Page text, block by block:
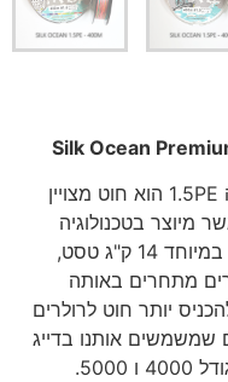
Silk Ocean
סילק אושן חוט בד לדייג 8 גידים מידה 1.5PE הוא חוט מצויין
מיוצר בטכנולוגיה
חדישה דק במיוחד רק 0.17 מ"מ וחזק במיוחד 14 ק"ג טסט,
מתחרים באותה
יותר חוט לרולרים
שמשמשים אותנו בדייג